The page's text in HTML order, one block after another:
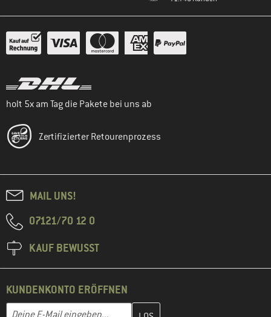
holt 5x am Tag die Pakete bei uns ab
Zertifizierter Retourenprozess
MAIL UNS!
07121/70 12 0
KAUF BEWUSST
KUNDENKONTO ERÖFFNEN
E-Mail-Adresse
Gib hier deine E-Mail-Adresse ein und erstelle im nächsten